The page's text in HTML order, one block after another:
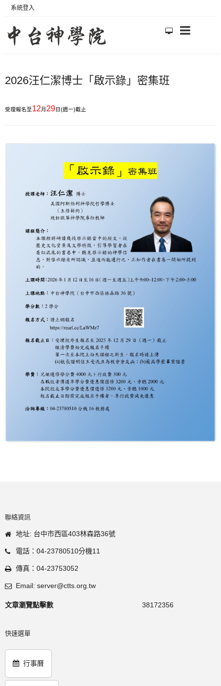
系統登入
2026汪仁潔博士「啟示錄」密集班
受理報名至12月 29日(週一)截止
聯絡資訊
地址: 台中市西區403林森路36號
電話：04-23780510分機11
傳真：04-23753052
Email: server@ctts.org.tw
文章瀏覽點擊數 38172356
快速選單
行事曆